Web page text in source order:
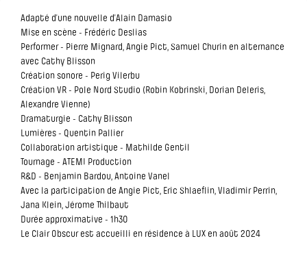
Adapté d’une nouvelle d’Alain Damasio
Mise en scène - Frédéric Deslias
Performer - Pierre Mignard, Angie Pict, Samuel Churin en alternance
avec Cathy Blisson
Création sonore - Perig Vilerbu
Création VR - Pole Nord Studio (Robin Kobrinski, Dorian Deleris,
Alexandre Vienne)
Dramaturgie - Cathy Blisson
Lumières - Quentin Pallier
Collaboration artistique - Mathilde Gentil
Tournage - ATEMI Production
R&D - Benjamin Bardou, Antoine Vanel
Avec la participation de Angie Pict, Eric Shlaeflin, Vladimir Perrin,
Jana Klein, Jérome Thilbaut
Durée approximative - 1h30
Le Clair Obscur est accueilli en résidence à LUX en août 2024